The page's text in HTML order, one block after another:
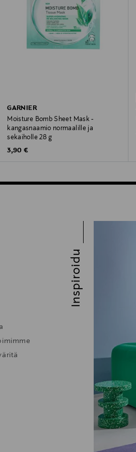
GARNIER
Moisture Bomb Sheet Mask -
kangasnaamio normaalille ja
sekaiholle 28 g
Original Price
3,90 €
Inspiroidu